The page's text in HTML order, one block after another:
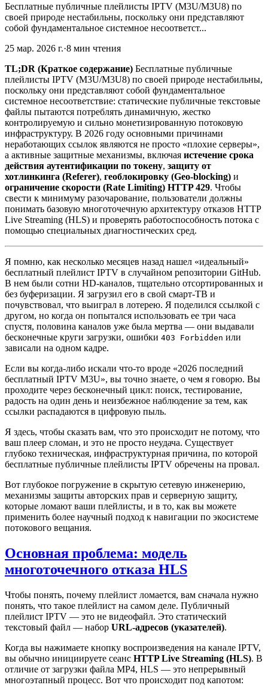
Бесплатные публичные плейлисты IPTV (M3U/M3U8) по
своей природе нестабильны, поскольку они представляют
собой фундаментальное системное несоответст...
25 мар. 2026 г.·8 мин чтения
TL;DR (Краткое содержание) Бесплатные публичные
плейлисты IPTV (M3U/M3U8) по своей природе нестабильны,
поскольку они представляют собой фундаментальное
системное несоответствие: статические публичные текстовые
файлы пытаются потреблять динамичную, жестко
контролируемую и сильно монетизированную потоковую
инфраструктуру. В 2026 году основными причинами
неработающих ссылок являются не просто «плохие серверы»,
а активные защитные механизмы, включая истечение срока
действия аутентификации по токену, защиту от
хотлинкинга (Referer), геоблокировку (Geo-blocking) и
ограничение скорости (Rate Limiting) HTTP 429. Чтобы
свести к минимуму разочарование, пользователи должны
понимать базовую многоточечную архитектуру отказов HTTP
Live Streaming (HLS) и проверять работоспособность потока с
помощью специальных диагностических сред.
Я помню, как несколько месяцев назад нашел «идеальный»
бесплатный плейлист IPTV в случайном репозитории GitHub.
В нем были сотни HD-каналов, тщательно отсортированных и
без буферизации. Я загрузил его в свой смарт-ТВ и
почувствовал, что выиграл в лотерею. Я поделился ссылкой с
другом, но когда он попытался использовать ее три часа
спустя, половина каналов уже была мертва — они выдавали
бесконечные круги загрузки, ошибки 403 Forbidden или
зависали на одном кадре.
Если вы когда-либо искали что-то вроде «2026 последний
бесплатный IPTV M3U», вы точно знаете, о чем я говорю. Вы
проходите через бесконечный цикл: поиск, тестирование,
радость на один день и неизбежное наблюдение за тем, как
ссылки распадаются в цифровую пыль.
Я здесь, чтобы сказать вам, что это происходит не потому, что
ваш плеер сломан, и это не просто неудача. Существует
глубоко техническая, инфраструктурная причина, по которой
бесплатные публичные плейлисты IPTV обречены на провал.
Вот глубокое погружение в скрытую сетевую инженерию,
механизмы защиты авторских прав и серверную защиту,
которые ломают ваши плейлисты, и в то, как вы можете
применить более научный подход к навигации по экосистеме
потокового вещания.
Основная проблема: модель
многоточечного отказа HLS
Чтобы понять, почему плейлист ломается, вам сначала нужно
понять, что такое плейлист на самом деле. Публичный
плейлист IPTV — это не видеофайл. Это статический
текстовый файл — набор URL-адресов (указателей).
Когда вы нажимаете кнопку воспроизведения на канале IPTV,
вы обычно инициируете сеанс HTTP Live Streaming (HLS). В
отличие от загрузки файла MP4, HLS — это непрерывный
многоэтапный процесс. Вот что происходит под капотом: